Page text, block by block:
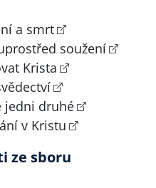
a smrt
soužení
Krista
jedni druhé
v Kristu
ze sboru